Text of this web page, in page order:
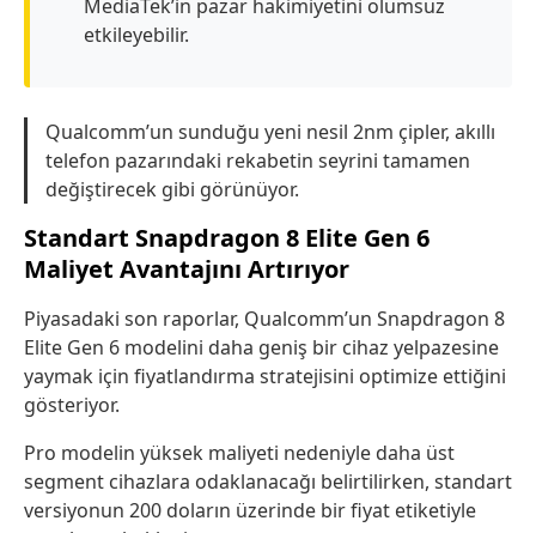
MediaTek’in pazar hakimiyetini olumsuz
etkileyebilir.
Qualcomm’un sunduğu yeni nesil 2nm çipler, akıllı
telefon pazarındaki rekabetin seyrini tamamen
değiştirecek gibi görünüyor.
Standart Snapdragon 8 Elite Gen 6
Maliyet Avantajını Artırıyor
Piyasadaki son raporlar, Qualcomm’un Snapdragon 8
Elite Gen 6 modelini daha geniş bir cihaz yelpazesine
yaymak için fiyatlandırma stratejisini optimize ettiğini
gösteriyor.
Pro modelin yüksek maliyeti nedeniyle daha üst
segment cihazlara odaklanacağı belirtilirken, standart
versiyonun 200 doların üzerinde bir fiyat etiketiyle